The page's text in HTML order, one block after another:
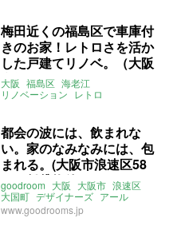
ひかり工務店
株式会社ひかり工務店
募集中
売買
梅田近くの福島区で車庫付
きのお家！レトロさを活か
した戸建てリノベ。（大阪
市福島区100㎡の売買物
件）
大阪 福島区 海老江
リノベーション レトロ
売買
都会の波には、飲まれな
い。家のなみなみには、包
まれる。(大阪市浪速区58
㎡の賃貸物件)
goodroom 大阪 大阪市 浪速区
大国町 デザイナーズ アール
1LDK 賃貸
www.goodrooms.jp